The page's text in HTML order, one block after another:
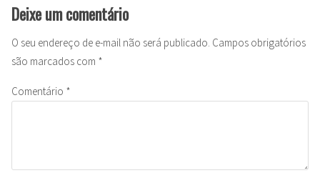
Deixe um comentário
O seu endereço de e-mail não será publicado. Campos obrigatórios
são marcados com *
Comentário *